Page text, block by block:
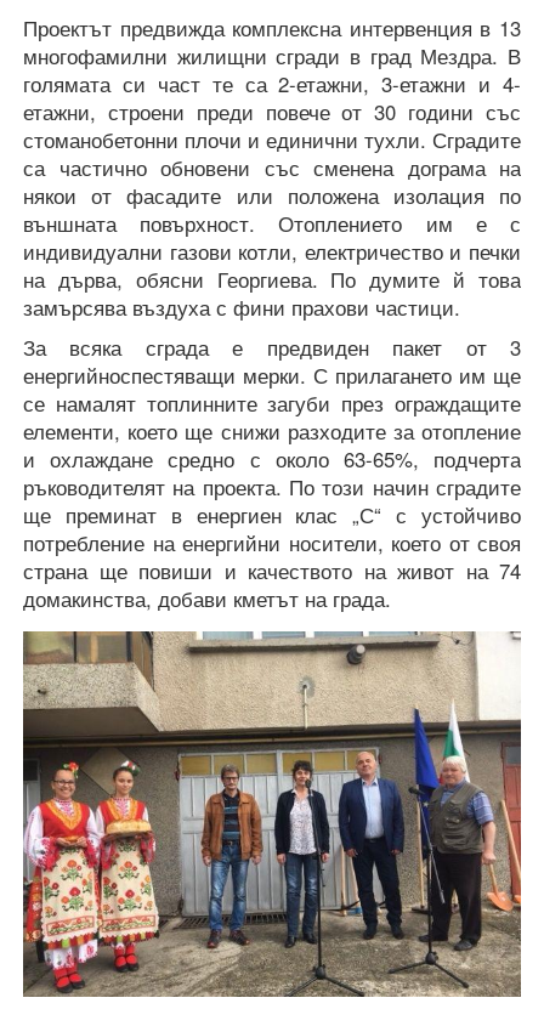
Проектът предвижда комплексна интервенция в 13
многофамилни жилищни сгради в град Мездра. В
голямата си част те са 2-етажни, 3-етажни и 4-
етажни, строени преди повече от 30 години със
стоманобетонни плочи и единични тухли. Сградите
са частично обновени със сменена дограма на
някои от фасадите или положена изолация по
външната повърхност. Отоплението им е с
индивидуални газови котли, електричество и печки
на дърва, обясни Георгиева. По думите й това
замърсява въздуха с фини прахови частици.
За всяка сграда е предвиден пакет от 3
енергийноспестяващи мерки. С прилагането им ще
се намалят топлинните загуби през ограждащите
елементи, което ще снижи разходите за отопление
и охлаждане средно с около 63-65%, подчерта
ръководителят на проекта. По този начин сградите
ще преминат в енергиен клас „С“ с устойчиво
потребление на енергийни носители, което от своя
страна ще повиши и качеството на живот на 74
домакинства, добави кметът на града.